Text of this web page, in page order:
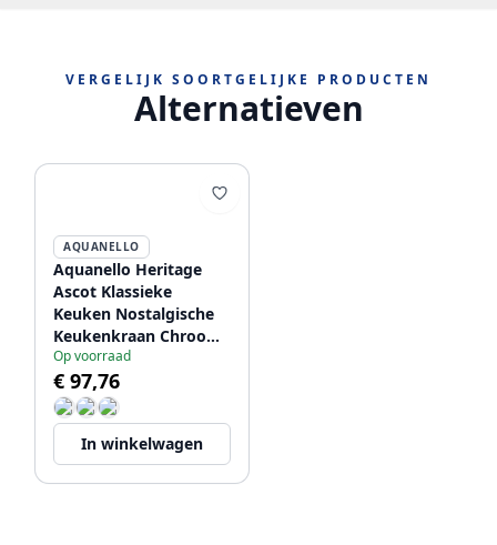
VERGELIJK SOORTGELIJKE PRODUCTEN
Alternatieven
AQUANELLO
Aquanello Heritage
Ascot Klassieke
Keuken Nostalgische
Keukenkraan Chroom
CR-4004-HA
Op voorraad
€ 97,76
In winkelwagen